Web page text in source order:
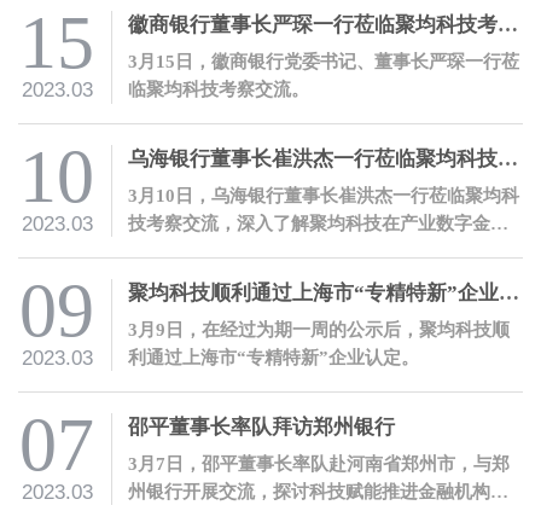
15
2023.03
徽商银行董事长严琛一行莅临聚均科技考察交流
3月15日，徽商银行党委书记、董事长严琛一行莅
临聚均科技考察交流。
10
2023.03
乌海银行董事长崔洪杰一行莅临聚均科技考察交流
3月10日，乌海银行董事长崔洪杰一行莅临聚均科
技考察交流，深入了解聚均科技在产业数字金融
09
2023.03
聚均科技顺利通过上海市“专精特新”企业认定
3月9日，在经过为期一周的公示后，聚均科技顺
利通过上海市“专精特新”企业认定。
07
2023.03
邵平董事长率队拜访郑州银行
3月7日，邵平董事长率队赴河南省郑州市，与郑
州银行开展交流，探讨科技赋能推进金融机构高